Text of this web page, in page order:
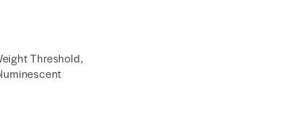
Threshold,